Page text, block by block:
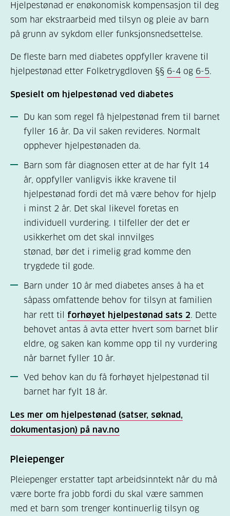
Hjelpestønad er enøkonomisk kompensasjon til deg
som har ekstraarbeid med tilsyn og pleie av barn
på grunn av sykdom eller funksjonsnedsettelse.
De fleste barn med diabetes oppfyller kravene til
hjelpestønad etter Folketrygdloven §§ 6-4 og 6-5.
Spesielt om hjelpestønad ved diabetes
Du kan som regel få hjelpestønad frem til barnet
fyller 16 år. Da vil saken revideres. Normalt
opphever hjelpestønaden da.
Barn som får diagnosen etter at de har fylt 14
år, oppfyller vanligvis ikke kravene til
hjelpestønad fordi det må være behov for hjelp
i minst 2 år. Det skal likevel foretas en
individuell vurdering. I tilfeller der det er
usikkerhet om det skal innvilges
stønad, bør det i rimelig grad komme den
trygdede til gode.
Barn under 10 år med diabetes anses å ha et
såpass omfattende behov for tilsyn at familien
har rett til forhøyet hjelpestønad sats 2. Dette
behovet antas å avta etter hvert som barnet blir
eldre, og saken kan komme opp til ny vurdering
når barnet fyller 10 år.
Ved behov kan du få forhøyet hjelpestønad til
barnet har fylt 18 år.
Les mer om hjelpestønad (satser, søknad,
dokumentasjon) på nav.no
Pleiepenger
Pleiepenger erstatter tapt arbeidsinntekt når du må
være borte fra jobb fordi du skal være sammen
med et barn som trenger kontinuerlig tilsyn og